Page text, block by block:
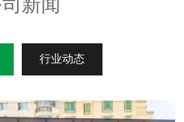
新闻
行业动态